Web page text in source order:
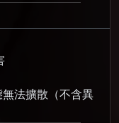
法擴散（不含異